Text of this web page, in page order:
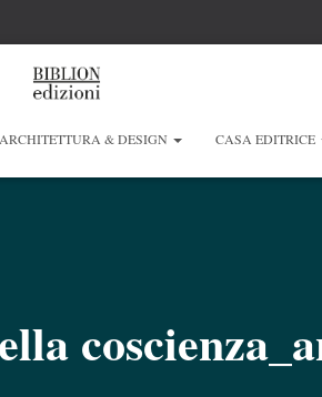
ARCHITETTURA & DESIGN CASA EDITRICE